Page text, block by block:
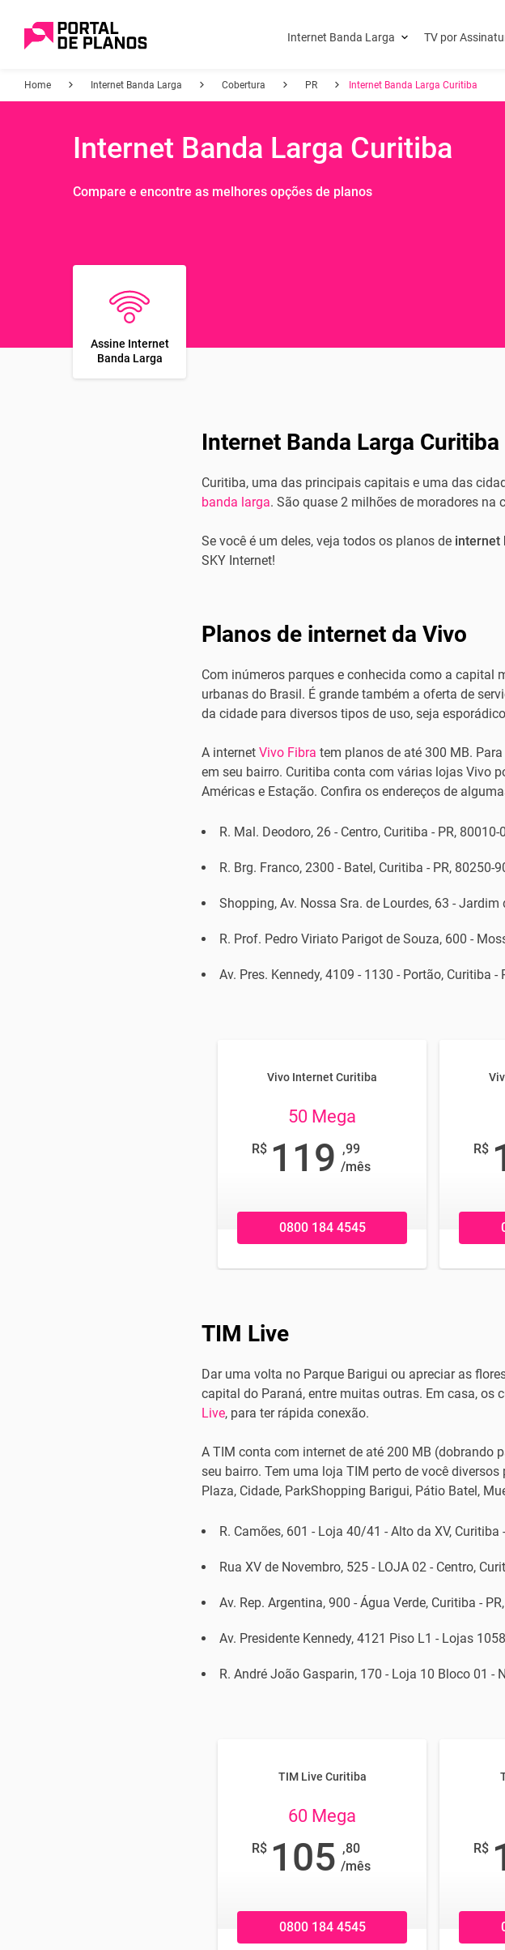
Internet Banda Larga TV por
Home Internet Banda Larga Cobertura PR Internet Banda Larga Curitiba
Internet Banda Larga Curitiba
Compare e encontre as melhores opções de planos
Assine Internet
Banda Larga
Internet Banda Larga Curitiba
Curitiba, uma das principais capitais e uma das
banda larga. São quase 2 milhões de moradores na
Se você é um deles, veja todos os planos de internet
SKY Internet!
Planos de internet da Vivo
Com inúmeros parques e conhecida como a capital
urbanas do Brasil. É grande também a oferta de
da cidade para diversos tipos de uso, seja
A internet Vivo Fibra tem planos de até 300 MB.
em seu bairro. Curitiba conta com várias lojas Vivo
Américas e Estação. Confira os endereços de
R. Mal. Deodoro, 26 - Centro, Curitiba - PR, 80010-
R. Brg. Franco, 2300 - Batel, Curitiba - PR, 80250-
Shopping, Av. Nossa Sra. de Lourdes, 63 -
R. Prof. Pedro Viriato Parigot de Souza, 600 -
Av. Pres. Kennedy, 4109 - 1130 - Portão, Curitiba -
Vivo Internet Curitiba
50 Mega
R$ 119 ,99
/mês
0800 184 4545
R$
TIM Live
Dar uma volta no Parque Barigui ou apreciar as
capital do Paraná, entre muitas outras. Em casa,
Live, para ter rápida conexão.
A TIM conta com internet de até 200 MB (dobrando
seu bairro. Tem uma loja TIM perto de você
Plaza, Cidade, ParkShopping Barigui, Pátio Batel,
R. Camões, 601 - Loja 40/41 - Alto da XV, Curitiba
Rua XV de Novembro, 525 - LOJA 02 - Centro,
Av. Rep. Argentina, 900 - Água Verde, Curitiba -
Av. Presidente Kennedy, 4121 Piso L1 - Lojas
R. André João Gasparin, 170 - Loja 10 Bloco 01 -
TIM Live Curitiba
60 Mega
R$ 105 ,80
/mês
0800 184 4545
R$